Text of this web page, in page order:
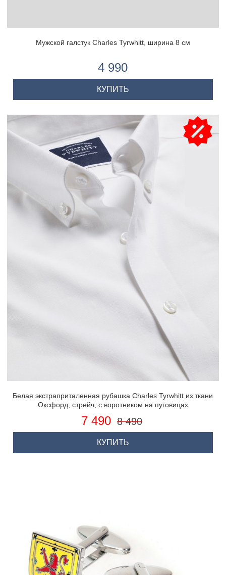
Мужской галстук Charles Tyrwhitt, ширина 8 см
4 990
КУПИТЬ
Белая экстраприталенная рубашка Charles Tyrwhitt из ткани
Оксфорд, стрейч, с воротником на пуговицах
7 490 8 490
КУПИТЬ